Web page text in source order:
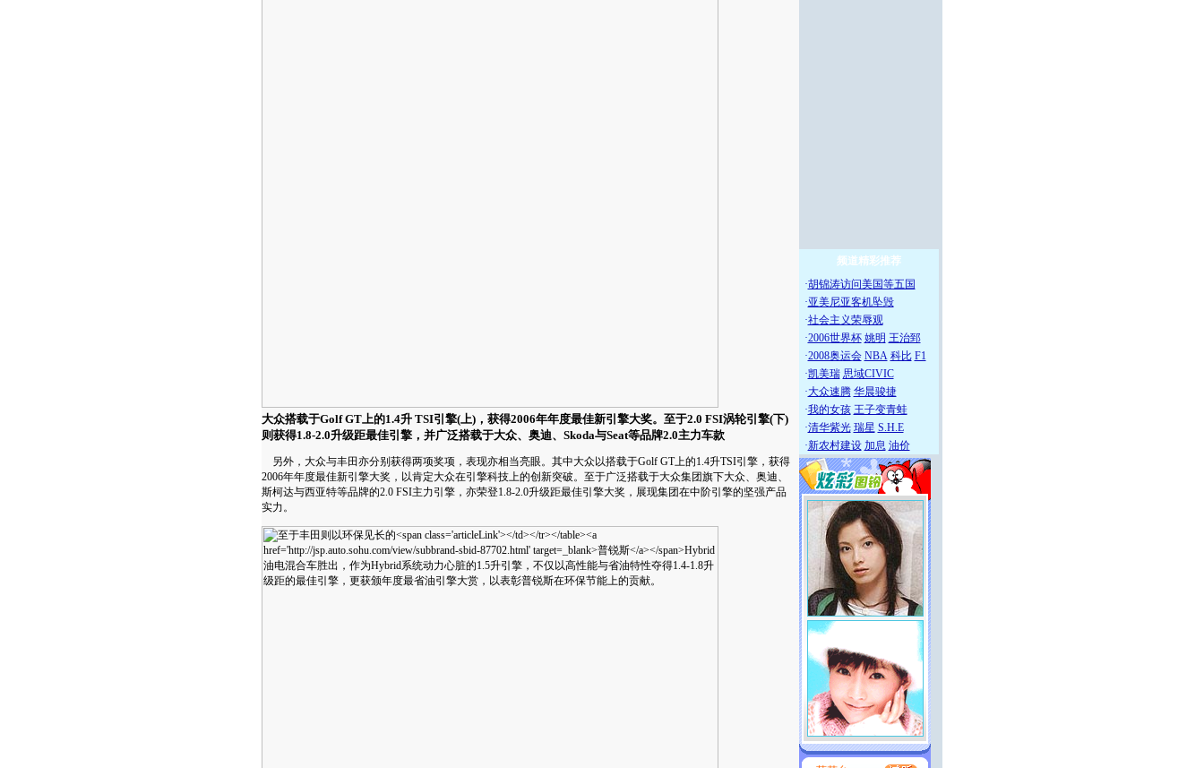
大众搭载于Golf GT上的1.4升 TSI引擎(上)，获得2006年年度最佳新引擎大奖。至于2.0 FSI涡轮引擎(下)
则获得1.8-2.0升级距最佳引擎，并广泛搭载于大众、奥迪、Skoda与Seat等品牌2.0主力车款
另外，大众与丰田亦分别获得两项奖项，表现亦相当亮眼。其中大众以搭载于Golf GT上的1.4升TSI引擎，获得
2006年年度最佳新引擎大奖，以肯定大众在引擎科技上的创新突破。至于广泛搭载于大众集团旗下大众、奥迪、
斯柯达与西亚特等品牌的2.0 FSI主力引擎，亦荣登1.8-2.0升级距最佳引擎大奖，展现集团在中阶引擎的坚强产品
实力。
频道精彩推荐
·胡锦涛访问美国等五国
·亚美尼亚客机坠毁
·社会主义荣辱观
·2006世界杯 姚明 王治郅
·2008奥运会 NBA 科比 F1
·凯美瑞 思域CIVIC
·大众速腾 华晨骏捷
·我的女孩 王子变青蛙
·清华紫光 瑞星 S.H.E
·新农村建设 加息 油价